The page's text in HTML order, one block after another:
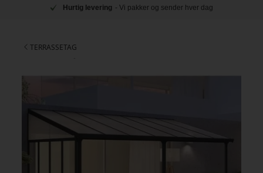
Hurtig levering - Vi pakker og sender hver dag
TERRASSETAG